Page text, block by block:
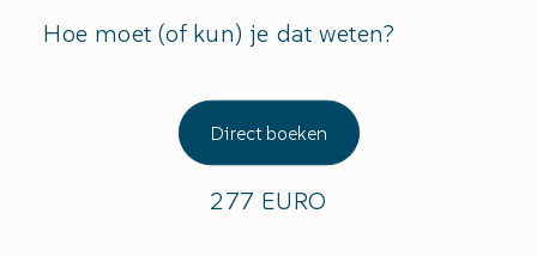
Hoe moet (of kun) je dat weten?
Direct boeken
277 EURO